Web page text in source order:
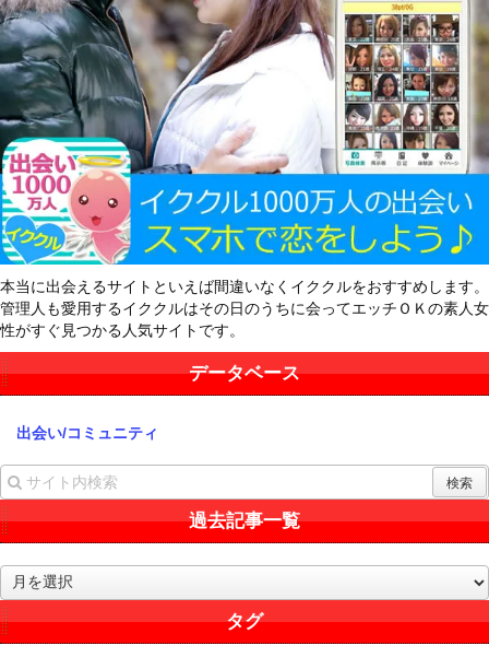
本当に出会えるサイトといえば間違いなくイククルをおすすめします。
管理人も愛用するイククルはその日のうちに会ってエッチＯＫの素人女
性がすぐ見つかる人気サイトです。
データベース
出会い/コミュニティ
過去記事一覧
去
記
事
タグ